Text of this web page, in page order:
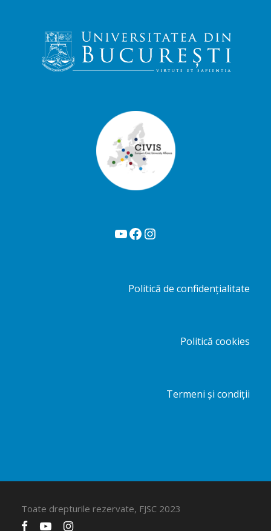
YouTube Facebook Instagram
Politică de confidențialitate
Politică cookies
Termeni și condiții
Toate drepturile rezervate, FJSC 2023